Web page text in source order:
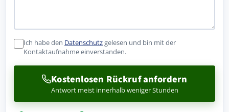
Ich habe den Datenschutzgelesen und bin mit der
Kontaktaufnahme einverstanden.
Kostenlosen Rückruf anfordern
Antwort meist innerhalb weniger Stunden